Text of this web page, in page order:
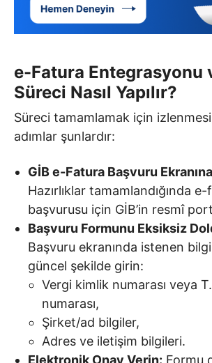
e-Fatura Entegrasyonu
Süreci Nasıl Yapılır?
Süreci tamamlamak için
adımlar şunlardır:
GİB e-Fatura Başvuru
Hazırlıklar tamamlandığında
başvurusu için GİB’in resmî
Başvuru Formunu Eksiksiz
Başvuru ekranında istenen
güncel şekilde girin:
Vergi kimlik numarası veya
numarası,
Şirket/ad bilgiler,
Adres ve iletişim bilgileri.
Elektronik Onay Verin: Formu